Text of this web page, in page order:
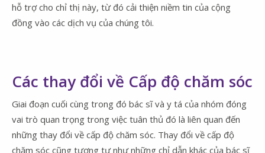
hỗ trợ cho chỉ thị này, từ đó cải thiện niềm tin của cộng
đồng vào các dịch vụ của chúng tôi.
Các thay đổi về Cấp độ chăm sóc
Giai đoạn cuối cùng trong đó bác sĩ và y tá của nhóm đóng
vai trò quan trọng trong việc tuân thủ đó là liên quan đến
những thay đổi về cấp độ chăm sóc. Thay đổi về cấp độ
chăm sóc cũng tương tự như những chỉ dẫn khác của bác sĩ